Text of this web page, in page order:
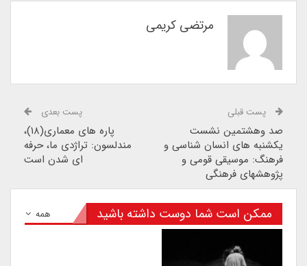
مرتضی کریمی
پست قبلی
صد وهشتمین نشست
یکشنبه های انسان شناسی و
فرهنگ: موسیقی قومی و
پژوهشهای فرهنگی
پست بعدی
پاره های معماری(۱۸)،
مندلسون: تراژدی ما، حرفه
ای شدن است
همه ممکن است شما دوست داشته باشید